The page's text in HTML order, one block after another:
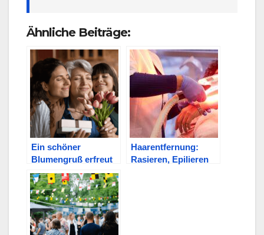
Ähnliche Beiträge:
Ein schöner
Blumengruß erfreut
die Mama
Haarentfernung:
Rasieren, Epilieren